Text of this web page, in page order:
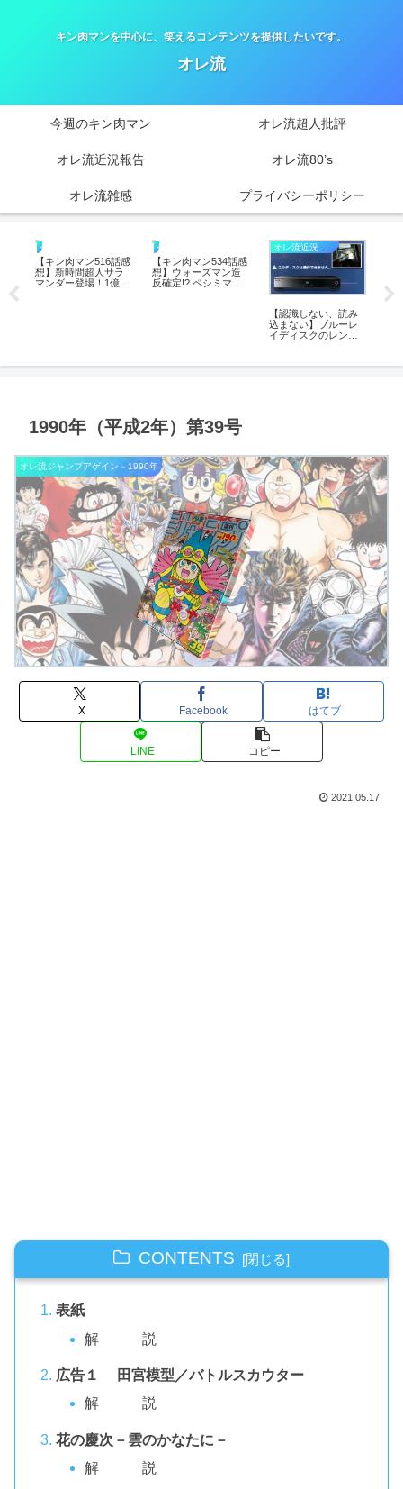
キン肉マンを中心に、笑えるコンテンツを提供したいです。
オレ流
今週のキン肉マン オレ流超人批評
オレ流近況報告 オレ流80’s
オレ流雑感 プライバシーポリシー
今週のキン肉マン
【キン肉マン516話感
想】新時間超人サラ
マンダー登場！1億パ
今週のキン肉マン
【キン肉マン534話感
想】ウォーズマン造
反確定!? ペシミマン
【認識しない、読み
込まない】ブルーレ
イディスクのレンズ
者
1990年（平成2年）第39号
オレ流ジャンプアゲイン－1990年
X Facebook はてブ
LINE コピー
2021.05.17
CONTENTS
表紙
解 説
広告１ 田宮模型／バトルスカウター
解 説
花の慶次－雲のかなたに－
解 説